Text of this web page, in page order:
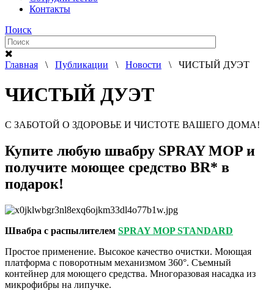
Контакты
Поиск
Главная \ Публикации \ Новости \ ЧИСТЫЙ ДУЭТ
ЧИСТЫЙ ДУЭТ
С ЗАБОТОЙ О ЗДОРОВЬЕ И ЧИСТОТЕ ВАШЕГО ДОМА!
Купите любую швабру SPRAY MOP и
получите моющее средство BR* в
подарок!
Швабра с распылителем SPRAY MOP STANDARD
Простое применение. Высокое качество очистки. Моющая
платформа с поворотным механизмом 360°. Съемный
контейнер для моющего средства. Многоразовая насадка из
микрофибры на липучке.